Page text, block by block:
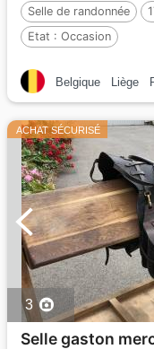
Selle de randonnée
Etat : Occasion
Belgique Liège
ACHAT SÉCURISÉ
3
Selle gaston